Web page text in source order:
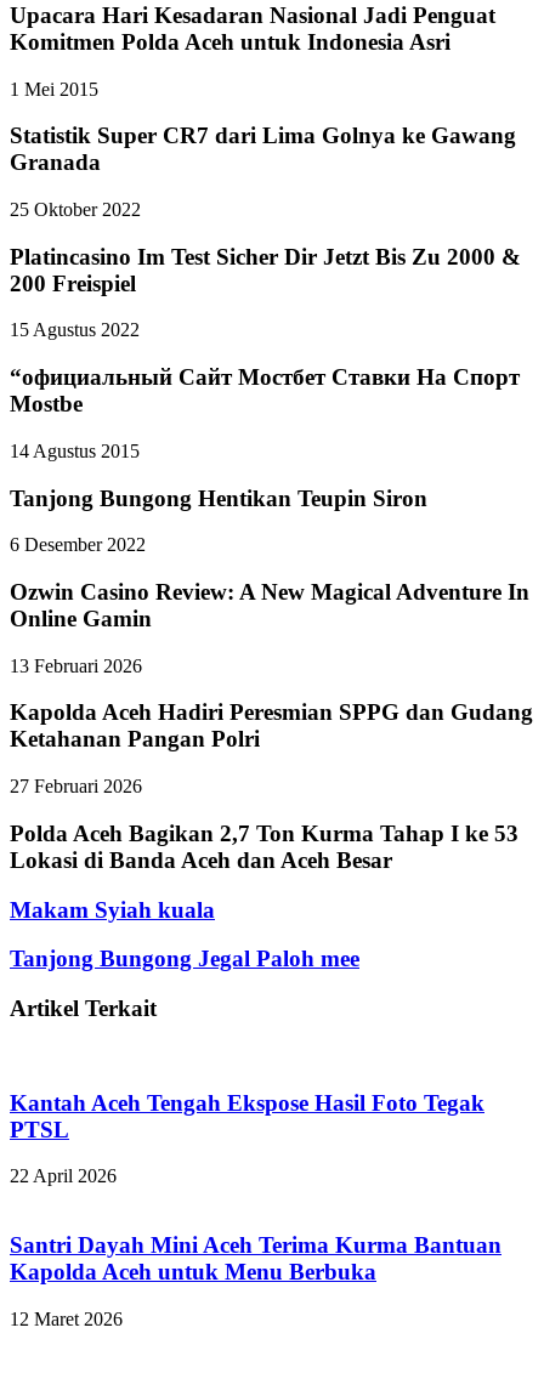
Upacara Hari Kesadaran Nasional Jadi Penguat
Komitmen Polda Aceh untuk Indonesia Asri
1 Mei 2015
Statistik Super CR7 dari Lima Golnya ke Gawang
Granada
25 Oktober 2022
Platincasino Im Test Sicher Dir Jetzt Bis Zu 2000 &
200 Freispiel
15 Agustus 2022
“официальный Сайт Мостбет Ставки На Спорт
Mostbe
14 Agustus 2015
Tanjong Bungong Hentikan Teupin Siron
6 Desember 2022
Ozwin Casino Review: A New Magical Adventure In
Online Gamin
13 Februari 2026
Kapolda Aceh Hadiri Peresmian SPPG dan Gudang
Ketahanan Pangan Polri
27 Februari 2026
Polda Aceh Bagikan 2,7 Ton Kurma Tahap I ke 53
Lokasi di Banda Aceh dan Aceh Besar
Makam Syiah kuala
Tanjong Bungong Jegal Paloh mee
Artikel Terkait
Kantah Aceh Tengah Ekspose Hasil Foto Tegak
PTSL
22 April 2026
Santri Dayah Mini Aceh Terima Kurma Bantuan
Kapolda Aceh untuk Menu Berbuka
12 Maret 2026